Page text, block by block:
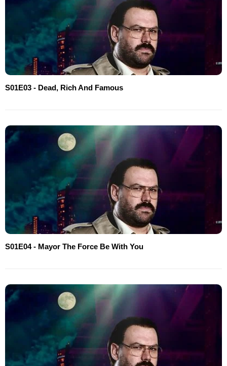
S01E03 - Dead, Rich And Famous
S01E04 - Mayor The Force Be With You